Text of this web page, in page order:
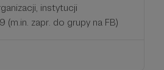
instytucji
(m.in. zapr. do grupy na FB)